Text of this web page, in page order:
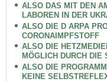
ALSO DAS MIT DEN
LABOREN IN DER
ALSO DIE D ARPA
CORONAIMPFSTOFF
ALSO DIE
MÖGLICH DURCH
ALSO DIE
KEINE